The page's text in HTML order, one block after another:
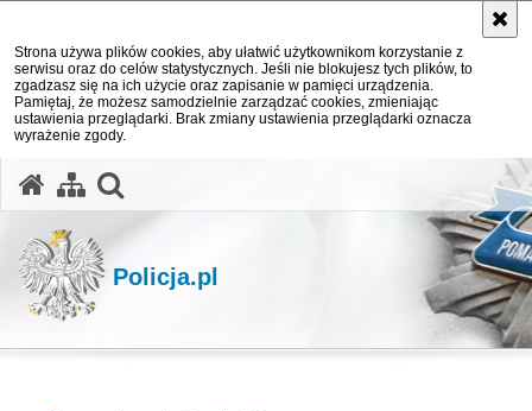
Strona używa plików cookies, aby ułatwić użytkownikom korzystanie z
serwisu oraz do celów statystycznych. Jeśli nie blokujesz tych plików, to
zgadzasz się na ich użycie oraz zapisanie w pamięci urządzenia.
Pamiętaj, że możesz samodzielnie zarządzać cookies, zmieniając
ustawienia przeglądarki. Brak zmiany ustawienia przeglądarki oznacza
wyrażenie zgody.
Policja.pl